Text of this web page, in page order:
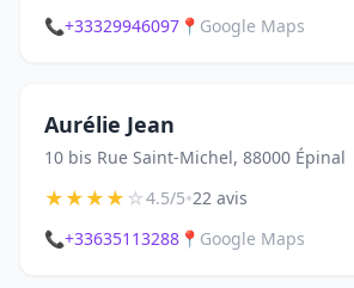
📞+33329946097 📍 Google Maps
Aurélie Jean
10 bis Rue Saint-Michel, 88000 Épinal
★★★★☆4.5/5•22 avis
📞+33635113288 📍 Google Maps